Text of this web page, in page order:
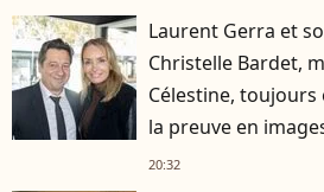
Laurent Gerra et
Christelle Bardet,
Célestine,
la preuve en
20:32